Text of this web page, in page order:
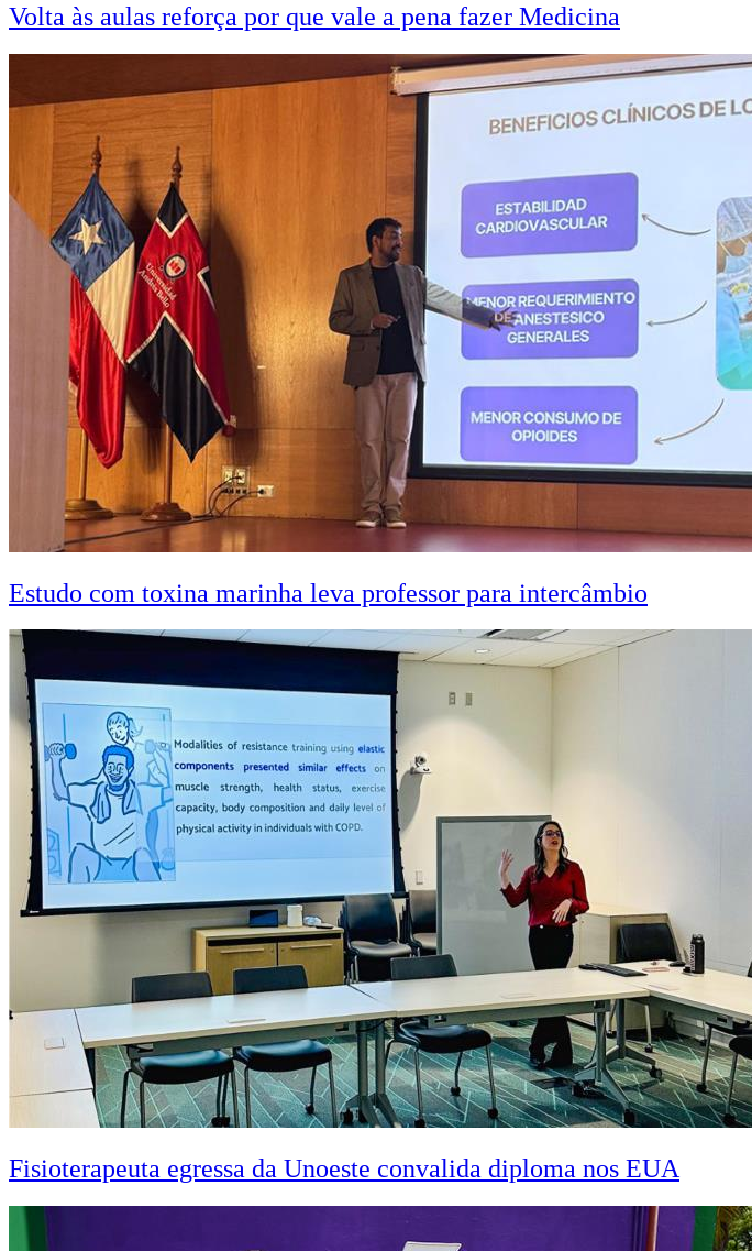
Volta às aulas reforça por que vale a pena fazer Medicina
Estudo com toxina marinha leva professor para intercâmbio
Fisioterapeuta egressa da Unoeste convalida diploma nos EUA